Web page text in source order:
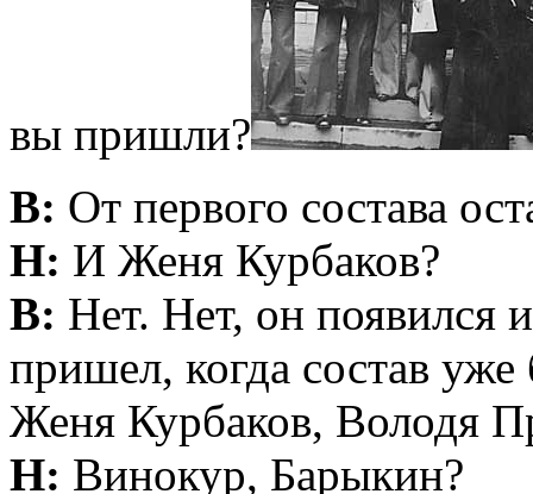
вы пришли?
В: От первого состава
Н: И Женя Курбаков?
В: Нет. Нет, он появился
пришел, когда состав
Женя Курбаков, Володя
Н: Винокур, Барыкин?